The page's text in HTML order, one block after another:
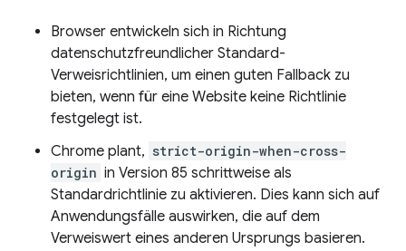
Browser entwickeln sich in Richtung
datenschutzfreundlicher Standard-
Verweisrichtlinien, um einen guten Fallback zu
bieten, wenn für eine Website keine Richtlinie
festgelegt ist.
Chrome plant, strict-origin-when-cross-
origin in Version 85 schrittweise als
Standardrichtlinie zu aktivieren. Dies kann sich auf
Anwendungsfälle auswirken, die auf dem
Verweiswert eines anderen Ursprungs basieren.